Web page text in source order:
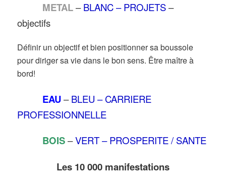
METAL–BLANC – PROJETS–
objectifs
Définir un objectif et bien positionner sa boussole
pour diriger sa vie dans le bon sens. Être maître à
bord!
EAU–BLEU – CARRIERE
PROFESSIONNELLE
BOIS–VERT – PROSPERITE / SANTE
Les 10 000 manifestations